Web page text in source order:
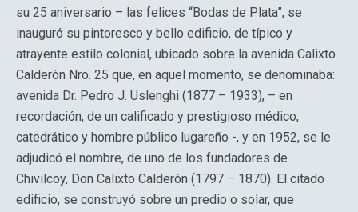
su 25 aniversario – las felices “Bodas de Plata”, se
inauguró su pintoresco y bello edificio, de típico y
atrayente estilo colonial, ubicado sobre la avenida Calixto
Calderón Nro. 25 que, en aquel momento, se denominaba:
avenida Dr. Pedro J. Uslenghi (1877 – 1933), – en
recordación, de un calificado y prestigioso médico,
catedrático y hombre público lugareño -, y en 1952, se le
adjudicó el nombre, de uno de los fundadores de
Chivilcoy, Don Calixto Calderón (1797 – 1870). El citado
edificio, se construyó sobre un predio o solar, que